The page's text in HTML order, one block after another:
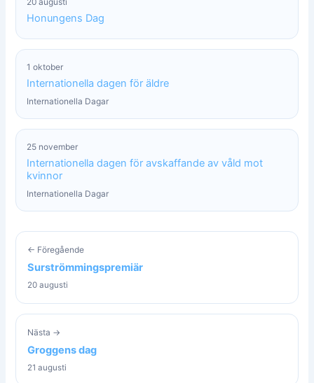
Honungens Dag
1 oktober
Internationella dagen för äldre
Internationella Dagar
25 november
Internationella dagen för avskaffande av våld mot
kvinnor
Internationella Dagar
← Föregående
Surströmmingspremiär
20 augusti
Nästa →
Groggens dag
21 augusti